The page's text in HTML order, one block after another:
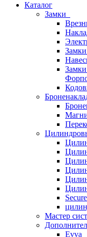
Каталог
Замки
Мастер
Evva